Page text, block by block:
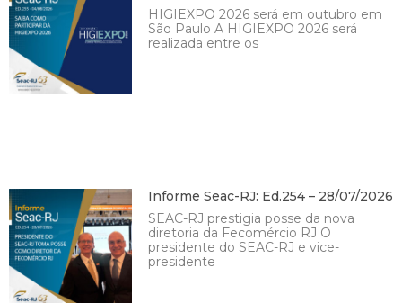
HIGIEXPO 2026 será em outubro em
São Paulo A HIGIEXPO 2026 será
realizada entre os
Informe Seac-RJ: Ed.254 – 28/07/2026
SEAC-RJ prestigia posse da nova
diretoria da Fecomércio RJ O
presidente do SEAC-RJ e vice-
presidente